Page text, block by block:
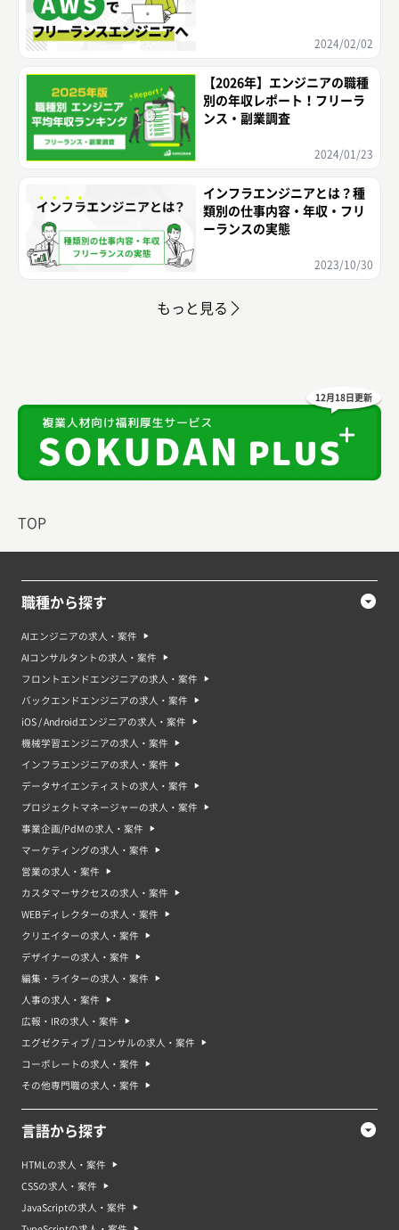
TOP
2024/02/02
【2026年】エンジニアの職種
別の年収レポート！フリーラ
ンス・副業調査
2024/01/23
インフラエンジニアとは？種
類別の仕事内容・年収・フリ
ーランスの実態
2023/10/30
もっと見る
12月18日更新
職種から探す
AIエンジニアの求人・案件
AIコンサルタントの求人・案件
フロントエンドエンジニアの求人・案件
バックエンドエンジニアの求人・案件
iOS / Androidエンジニアの求人・案件
機械学習エンジニアの求人・案件
インフラエンジニアの求人・案件
データサイエンティストの求人・案件
プロジェクトマネージャーの求人・案件
事業企画/PdMの求人・案件
マーケティングの求人・案件
営業の求人・案件
カスタマーサクセスの求人・案件
WEBディレクターの求人・案件
クリエイターの求人・案件
デザイナーの求人・案件
編集・ライターの求人・案件
人事の求人・案件
広報・IRの求人・案件
エグゼクティブ / コンサルの求人・案件
コーポレートの求人・案件
その他専門職の求人・案件
言語から探す
HTMLの求人・案件
CSSの求人・案件
JavaScriptの求人・案件